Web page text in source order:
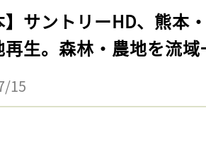
】サントリーHD、熊本
再生。森林・農地を流
15